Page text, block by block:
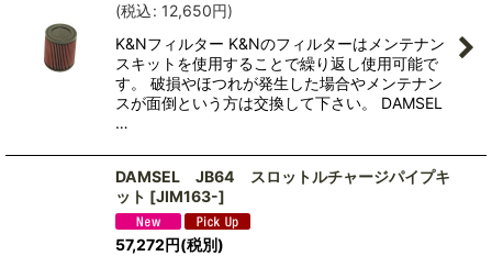
(税込: 12,650円)
K&Nフィルター K&Nのフィルターはメンテナン
スキットを使用することで繰り返し使用可能で
す。 破損やほつれが発生した場合やメンテナン
スが面倒という方は交換して下さい。 DAMSEL
…
DAMSEL JB64 スロットルチャージパイプキ
ット [JIM163-]
57,272円(税別)